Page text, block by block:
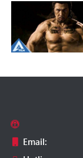
Email: